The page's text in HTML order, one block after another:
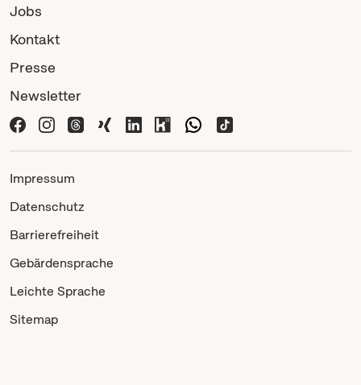
Jobs
Kontakt
Presse
Newsletter
Impressum
Datenschutz
Barrierefreiheit
Gebärdensprache
Leichte Sprache
Sitemap